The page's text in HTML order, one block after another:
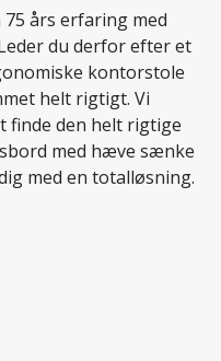
års erfaring med
du derfor efter et
kontorstole
helt rigtigt. Vi
finde den helt rigtige
med hæve sænke
med en totalløsning.